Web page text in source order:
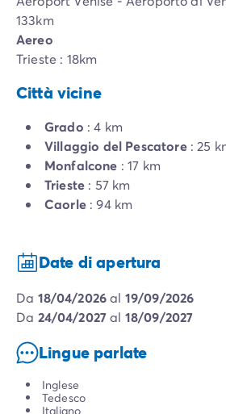
133km
Aereo
Trieste : 18km
Città vicine
Grado : 4 km
Villaggio del Pescatore: 25
Monfalcone : 17 km
Trieste : 57 km
Caorle: 94 km
Date di apertura
da 18/04/2026al 19/09/2026
da 24/04/2027al 18/09/2027
Lingue parlate
Inglese
Tedesco
Italiano